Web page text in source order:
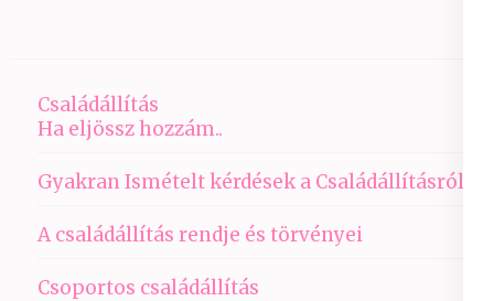
Családállítás
Ha eljössz hozzám..
Gyakran Ismételt kérdések a Családállításról
A családállítás rendje és törvényei
Csoportos családállítás